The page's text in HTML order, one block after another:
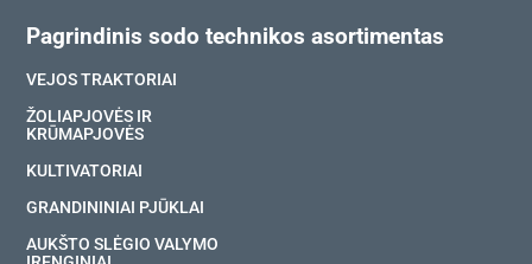
Pagrindinis sodo technikos asortimentas
VEJOS TRAKTORIAI
ŽOLIAPJOVĖS IR
KRŪMAPJOVĖS
KULTIVATORIAI
GRANDININIAI PJŪKLAI
AUKŠTO SLĖGIO VALYMO